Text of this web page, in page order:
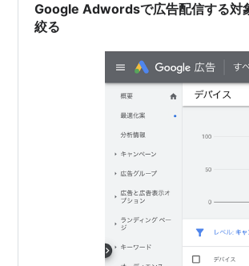
Google Adwordsで広告配信する対
絞る